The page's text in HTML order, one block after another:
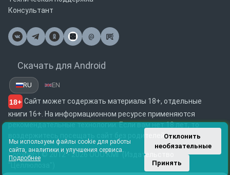
Консультант
@
Почта
Скачать для Android
RU EN
18+ Сайт может содержать материалы 18+, отдельные
книги 16+. На информационном ресурсе применяются
рекомендательные технологии. Если вам нет 18 лет, то
воздержитесь посещать сайт без родителей.
Copyright © 2012 - 2026 ООО КМГ (Издательство
Мы используем файлы cookie для работы
сайта, аналитики и улучшения сервиса.
Подробнее
Отклонить
необязательные
Принять